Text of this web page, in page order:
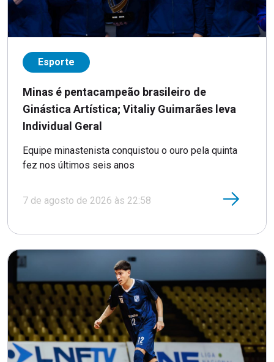
Esporte
Minas é pentacampeão brasileiro de
Ginástica Artística; Vitaliy Guimarães leva
Individual Geral
Equipe minastenista conquistou o ouro pela quinta
fez nos últimos seis anos
7 de agosto de 2026 às 22:58